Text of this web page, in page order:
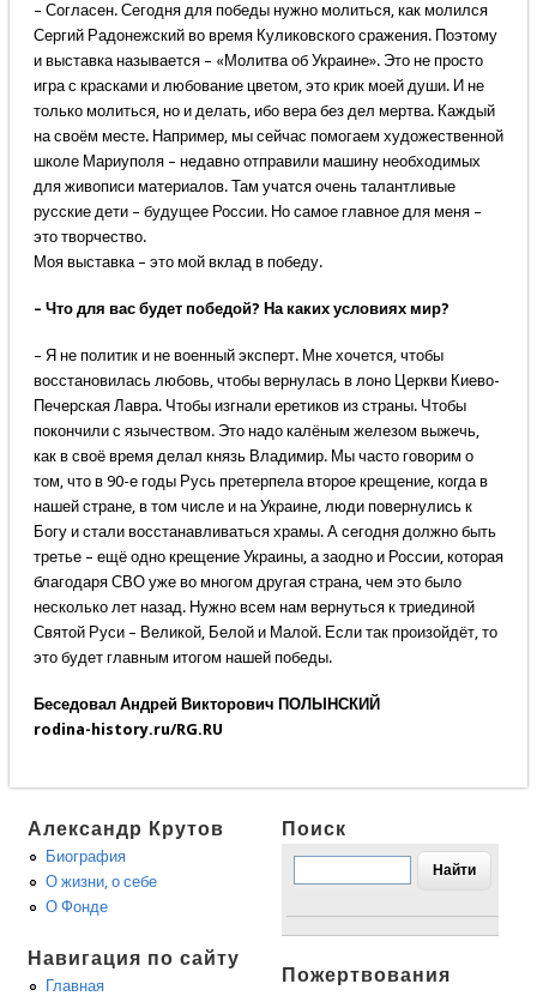
– Согласен. Сегодня для победы нужно молиться, как молился
Сергий Радонежский во время Куликовского сражения. Поэтому
и выставка называется – «Молитва об Украине». Это не просто
игра с красками и любование цветом, это крик моей души. И не
только молиться, но и делать, ибо вера без дел мертва. Каждый
на своём месте. Например, мы сейчас помогаем художественной
школе Мариуполя – недавно отправили машину необходимых
для живописи материалов. Там учатся очень талантливые
русские дети – будущее России. Но самое главное для меня –
это творчество.
Моя выставка – это мой вклад в победу.
– Что для вас будет победой? На каких условиях мир?
– Я не политик и не военный эксперт. Мне хочется, чтобы
восстановилась любовь, чтобы вернулась в лоно Церкви Киево-
Печерская Лавра. Чтобы изгнали еретиков из страны. Чтобы
покончили с язычеством. Это надо калёным железом выжечь,
как в своё время делал князь Владимир. Мы часто говорим о
том, что в 90-е годы Русь претерпела второе крещение, когда в
нашей стране, в том числе и на Украине, люди повернулись к
Богу и стали восстанавливаться храмы. А сегодня должно быть
третье – ещё одно крещение Украины, а заодно и России, которая
благодаря СВО уже во многом другая страна, чем это было
несколько лет назад. Нужно всем нам вернуться к триединой
Святой Руси – Великой, Белой и Малой. Если так произойдёт, то
это будет главным итогом нашей победы.
Беседовал Андрей Викторович ПОЛЫНСКИЙ
rodina-history.ru/RG.RU
Александр Крутов
Биография
О жизни, о себе
О Фонде
Навигация по сайту
Главная
Поиск
Пожертвования